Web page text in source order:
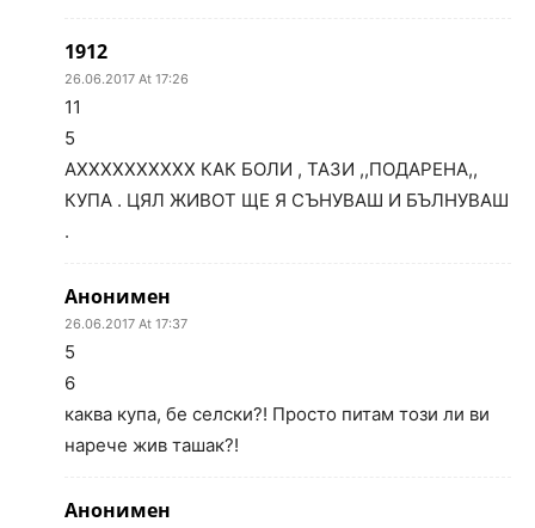
1912
26.06.2017 At 17:26
11
5
АХХХХХХХХХХ КАК БОЛИ , ТАЗИ ,,ПОДАРЕНА,,
КУПА . ЦЯЛ ЖИВОТ ЩЕ Я СЪНУВАШ И БЪЛНУВАШ
.
Анонимен
26.06.2017 At 17:37
5
6
каква купа, бе селски?! Просто питам този ли ви
нарече жив ташак?!
Анонимен